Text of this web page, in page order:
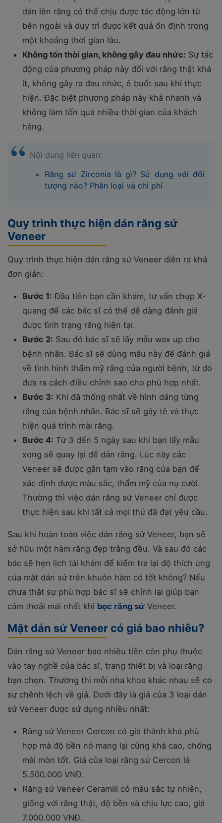
dán lên răng có thể chịu được tác động lớn từ
bên ngoài và duy trì được kết quả ổn định trong
một khoảng thời gian lâu.
Không tốn thời gian, không gây đau nhức: Sự tác
động của phương pháp này đối với răng thật khá
ít, không gây ra đau nhức, ê buốt sau khi thực
hiện. Đặc biệt phương pháp này khá nhanh và
không làm tốn quá nhiều thời gian của khách
hàng.
Nội dung liên quan:
Răng sứ Zirconia là gì? Sử dụng với đối
tượng nào? Phân loại và chi phí
Quy trình thực hiện dán răng sứ
Veneer
Quy trình thực hiện dán răng sứ Veneer diễn ra khá
đơn giản:
Bước 1: Đầu tiên bạn cần khám, tư vấn chụp X-
quang để các bác sĩ có thể dễ dàng đánh giá
được tình trạng răng hiện tại.
Bước 2: Sau đó bác sĩ sẽ lấy mẫu wax up cho
bệnh nhân. Bác sĩ sẽ dùng mẫu này để đánh giá
về tình hình thẩm mỹ răng của người bệnh, từ đó
đưa ra cách điều chỉnh sao cho phù hợp nhất.
Bước 3: Khi đã thống nhất về hình dáng từng
răng của bệnh nhân. Bác sĩ sẽ gây tê và thực
hiện quá trình mài răng.
Bước 4: Từ 3 đến 5 ngày sau khi bạn lấy mẫu
xong sẽ quay lại để dán răng. Lúc này các
Veneer sẽ được gắn tạm vào răng của bạn để
xác định được màu sắc, thẩm mỹ của nụ cười.
Thường thì việc dán răng sứ Veneer chỉ được
thực hiện sau khi tất cả mọi thứ đã đạt yêu cầu.
Sau khi hoàn toàn việc dán răng sứ Veneer, bạn sẽ
sở hữu một hàm răng đẹp trắng đều. Và sau đó các
bác sẽ hẹn lịch tái khám để kiểm tra lại độ thích ứng
của mặt dán sứ trên khuôn hàm có tốt không? Nếu
chưa thật sự phù hợp bác sĩ sẽ chỉnh lại giúp bạn
cảm thoải mái nhất khi bọc răng sứ Veneer.
Mặt dán sứ Veneer có giá bao nhiêu?
Dán răng sứ Veneer bao nhiêu tiền còn phụ thuộc
vào tay nghề của bác sĩ, trang thiết bị và loại răng
bạn chọn. Thường thì mỗi nha khoa khác nhau sẽ có
sự chênh lệch về giá. Dưới đây là giá của 3 loại dán
sứ Veneer được sử dụng nhiều nhất:
Răng sứ Veneer Cercon có giá thành khá phù
hợp mà độ bền nó mang lại cũng khá cao, chống
mài mòn tốt. Giá của loại răng sứ Cercon là
5.500.000 VNĐ.
Răng sứ Veneer Ceramill có màu sắc tự nhiên,
giống với răng thật, độ bền và chịu lực cao, giá
7.000.000 VNĐ.